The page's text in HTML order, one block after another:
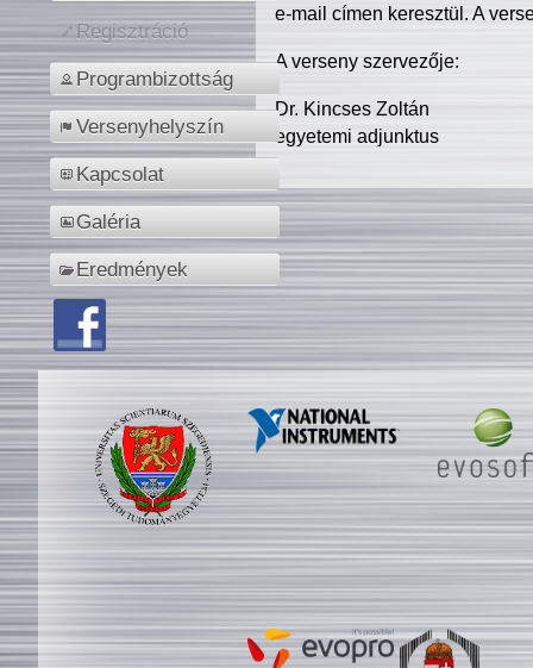
Regisztráció
Programbizottság
Versenyhelyszín
Kapcsolat
Galéria
Eredmények
e-mail címen keresztül. A
A verseny szervezője:
Dr. Kincses Zoltán
egyetemi adjunktus